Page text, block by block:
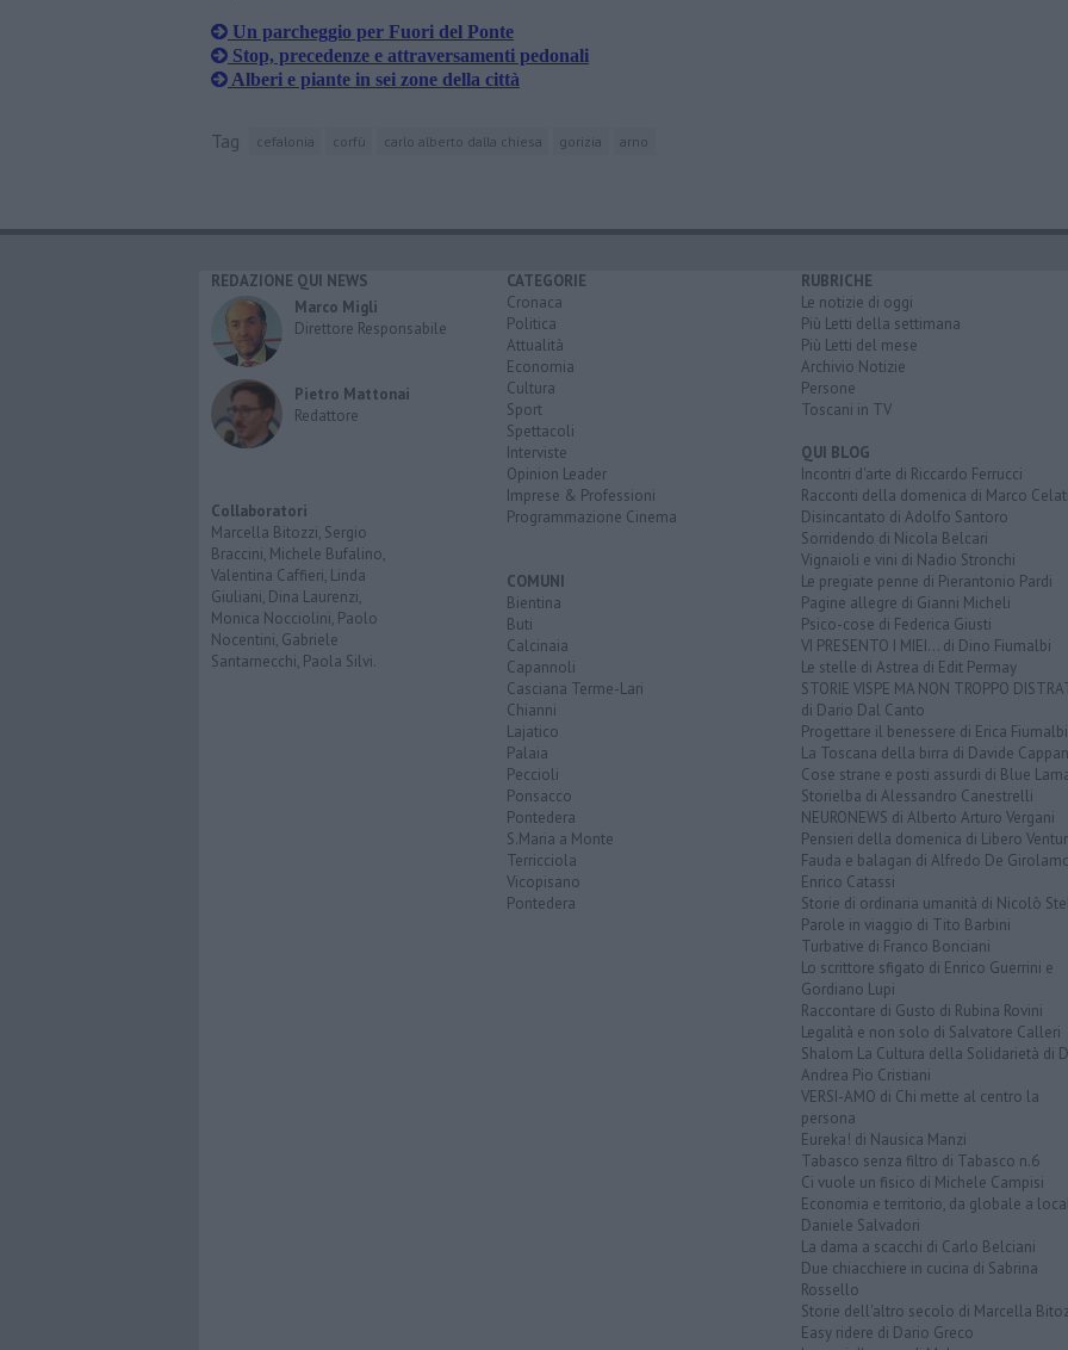
Un parcheggio per Fuori del Ponte
Stop, precedenze e attraversamenti pedonali
Alberi e piante in sei zone della città
Tag cefalonia corfù carlo alberto dalla chiesa gorizia arno
REDAZIONE QUI NEWS
Marco Migli
Direttore Responsabile
Pietro Mattonai
Redattore
Collaboratori
Marcella Bitozzi, Sergio
Braccini, Michele Bufalino,
Valentina Caffieri, Linda
Giuliani, Dina Laurenzi,
Monica Nocciolini, Paolo
Nocentini, Gabriele
Santarnecchi, Paola Silvi.
CATEGORIE
Cronaca
Politica
Attualità
Economia
Cultura
Sport
Spettacoli
Interviste
Opinion Leader
Imprese & Professioni
Programmazione Cinema
COMUNI
Bientina
Buti
Calcinaia
Capannoli
Casciana Terme-Lari
Chianni
Lajatico
Palaia
Peccioli
Ponsacco
Pontedera
S.Maria a Monte
Terricciola
Vicopisano
Pontedera
RUBRICHE
Le notizie di oggi
Più Letti della settimana
Più Letti del mese
Archivio Notizie
Persone
Toscani in TV
QUI BLOG
Incontri d'arte di Riccardo Ferrucci
Racconti della domenica di Marco Celati
Disincantato di Adolfo Santoro
Sorridendo di Nicola Belcari
Vignaioli e vini di Nadio Stronchi
Le pregiate penne di Pierantonio Pardi
Pagine allegre di Gianni Micheli
Psico-cose di Federica Giusti
VI PRESENTO I MIEI... di Dino Fiumalbi
Le stelle di Astrea di Edit Permay
STORIE VISPE MA NON TROPPO
di Dario Dal Canto
Progettare il benessere di Erica Fiumalbi
La Toscana della birra di Davide
Cose strane e posti assurdi di Blue
Storielba di Alessandro Canestrelli
NEURONEWS di Alberto Arturo Vergani
Pensieri della domenica di Libero
Fauda e balagan di Alfredo De
Enrico Catassi
Storie di ordinaria umanità di Nicolò
Parole in viaggio di Tito Barbini
Turbative di Franco Bonciani
Lo scrittore sfigato di Enrico Guerrini e
Gordiano Lupi
Raccontare di Gusto di Rubina Rovini
Legalità e non solo di Salvatore Calleri
Shalom La Cultura della Solidarietà di
Andrea Pio Cristiani
VERSI-AMO di Chi mette al centro la
persona
Eureka! di Nausica Manzi
Tabasco senza filtro di Tabasco n.6
Ci vuole un fisico di Michele Campisi
Economia e territorio, da globale a
Daniele Salvadori
La dama a scacchi di Carlo Belciani
Due chiacchiere in cucina di Sabrina
Rossello
Storie dell'altro secolo di Marcella
Easy ridere di Dario Greco